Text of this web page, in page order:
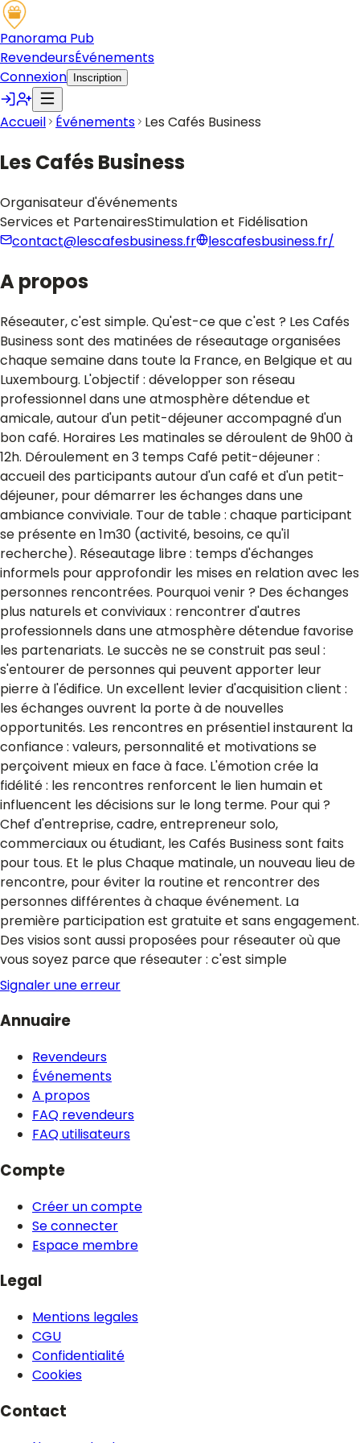
Panorama Pub
RevendeursÉvénements
Connexion
Inscription
Accueil Événements Les Cafés Business
Les Cafés Business
Organisateur d'événements
Services et PartenairesStimulation et Fidélisation
contact@lescafesbusiness.fr
lescafesbusiness.fr/
A propos
Réseauter, c'est simple. Qu'est-ce que c'est ? Les Cafés
Business sont des matinées de réseautage organisées
chaque semaine dans toute la France, en Belgique et au
Luxembourg. L'objectif : développer son réseau
professionnel dans une atmosphère détendue et
amicale, autour d'un petit-déjeuner accompagné d'un
bon café. Horaires Les matinales se déroulent de 9h00 à
12h. Déroulement en 3 temps Café petit-déjeuner :
accueil des participants autour d'un café et d'un petit-
déjeuner, pour démarrer les échanges dans une
ambiance conviviale. Tour de table : chaque participant
se présente en 1m30 (activité, besoins, ce qu'il
recherche). Réseautage libre : temps d'échanges
informels pour approfondir les mises en relation avec les
personnes rencontrées. Pourquoi venir ? Des échanges
plus naturels et conviviaux : rencontrer d'autres
professionnels dans une atmosphère détendue favorise
les partenariats. Le succès ne se construit pas seul :
s'entourer de personnes qui peuvent apporter leur
pierre à l'édifice. Un excellent levier d'acquisition client :
les échanges ouvrent la porte à de nouvelles
opportunités. Les rencontres en présentiel instaurent la
confiance : valeurs, personnalité et motivations se
perçoivent mieux en face à face. L'émotion crée la
fidélité : les rencontres renforcent le lien humain et
influencent les décisions sur le long terme. Pour qui ?
Chef d'entreprise, cadre, entrepreneur solo,
commerciaux ou étudiant, les Cafés Business sont faits
pour tous. Et le plus Chaque matinale, un nouveau lieu de
rencontre, pour éviter la routine et rencontrer des
personnes différentes à chaque événement. La
première participation est gratuite et sans engagement.
Des visios sont aussi proposées pour réseauter où que
vous soyez parce que réseauter : c'est simple
Signaler une erreur
Annuaire
Revendeurs
Événements
A propos
FAQ revendeurs
FAQ utilisateurs
Compte
Créer un compte
Se connecter
Espace membre
Legal
Mentions legales
CGU
Confidentialité
Cookies
Contact